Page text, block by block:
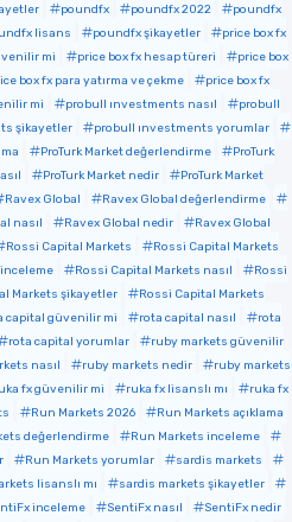
poundfx poundfx 2022
poundfx
lisans poundfx şikayetler
price box fx
mi price box fx hesap türeri
price box
box fx para yatırma ve çekme
price box fx
mi probull ınvestments nasıl
probull
şikayetler
probull ınvestments yorumlar
ProTurk Market değerlendirme
ProTurk
ProTurk Market nedir
ProTurk Market
Ravex Global
Ravex Global değerlendirme
nasıl Ravex Global nedir
Ravex Global
Rossi Capital Markets
Rossi Capital Markets
Rossi Capital Markets nasıl
Rossi
Markets şikayetler
Rossi Capital Markets
capital güvenilir mi rota capital nasıl
rota
rota capital yorumlar
ruby markets güvenilir
nasıl ruby markets nedir
ruby markets
fx güvenilir mi ruka fx lisanslı mı
ruka fx
Run Markets 2026
Run Markets açıklama
değerlendirme
Run Markets inceleme
Run Markets yorumlar
sardis markets
lisanslı mı
sardis markets şikayetler
inceleme SentiFx nasıl
SentiFx nedir